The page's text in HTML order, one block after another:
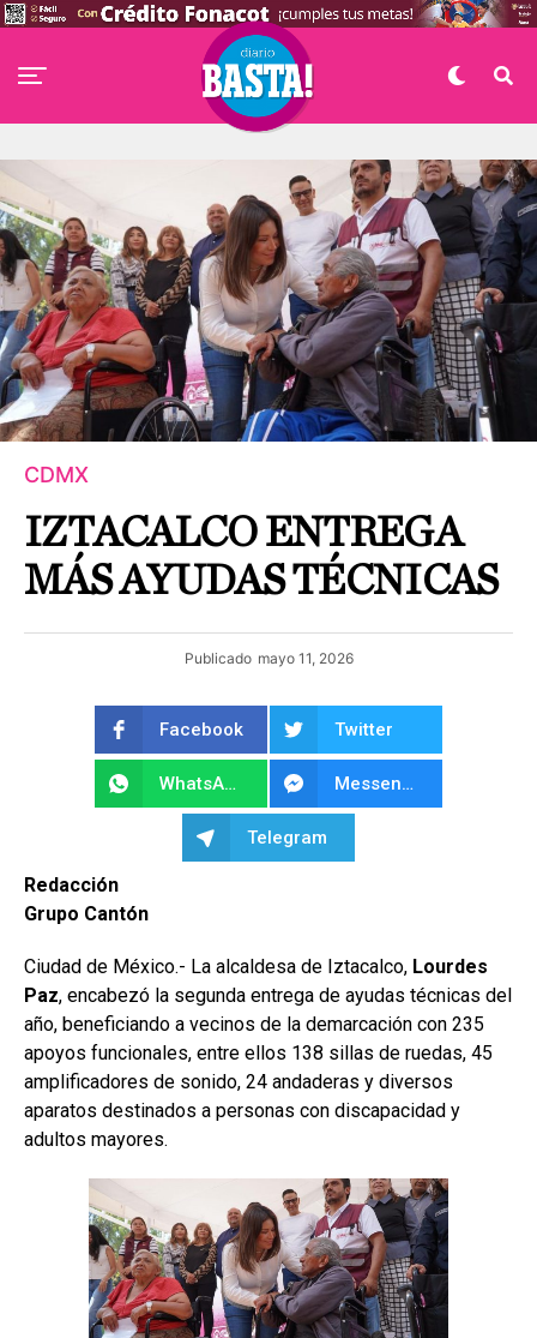
CDMX
IZTACALCO ENTREGA
MÁS AYUDAS TÉCNICAS
Publicado mayo 11, 2026
Facebook Twitter
WhatsApp Messenger
Telegram
Redacción
Grupo Cantón
Ciudad de México.- La alcaldesa de Iztacalco, Lourdes
Paz, encabezó la segunda entrega de ayudas técnicas del
año, beneficiando a vecinos de la demarcación con 235
apoyos funcionales, entre ellos 138 sillas de ruedas, 45
amplificadores de sonido, 24 andaderas y diversos
aparatos destinados a personas con discapacidad y
adultos mayores.